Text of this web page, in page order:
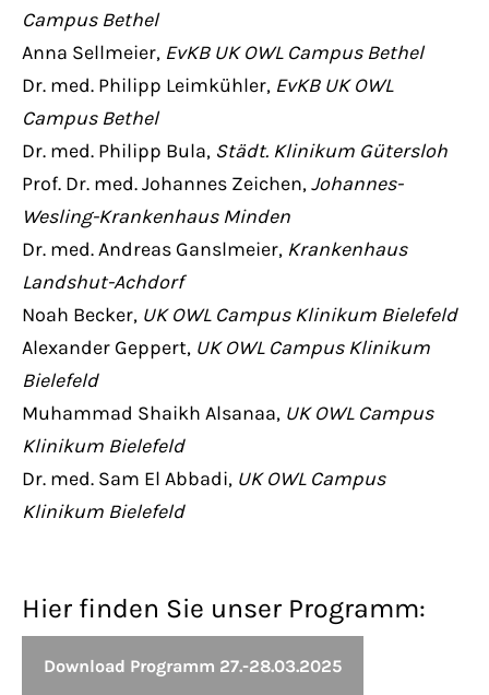
Campus Bethel
Anna Sellmeier, EvKB UK OWL Campus Bethel
Dr. med. Philipp Leimkühler, EvKB UK OWL
Campus Bethel
Dr. med. Philipp Bula, Städt. Klinikum Gütersloh
Prof. Dr. med. Johannes Zeichen,Johannes-
Wesling-Krankenhaus Minden
Dr. med. Andreas Ganslmeier, Krankenhaus
Landshut-Achdorf
Noah Becker, UK OWL Campus Klinikum Bielefeld
Alexander Geppert, UK OWL Campus Klinikum
Bielefeld
Muhammad Shaikh Alsanaa, UK OWL Campus
Klinikum Bielefeld
Dr. med. Sam El Abbadi, UK OWL Campus
Klinikum Bielefeld
Hier finden Sie unser Programm:
Download Programm 27.-28.03.2025